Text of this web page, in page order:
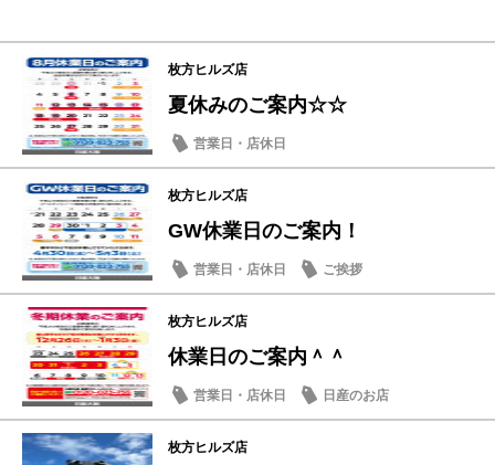
枚方ヒルズ店
夏休みのご案内☆☆
営業日・店休日
枚方ヒルズ店
GW休業日のご案内！
営業日・店休日 ご挨拶
枚方ヒルズ店
休業日のご案内＾＾
営業日・店休日 日産のお店
枚方ヒルズ店